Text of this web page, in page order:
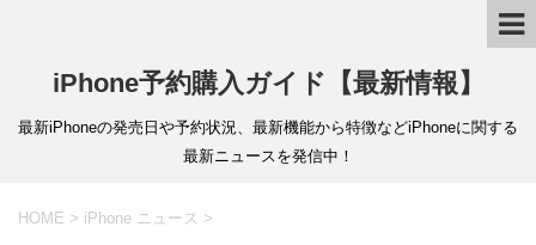
iPhone予約購入ガイド【最新情報】
最新iPhoneの発売日や予約状況、最新機能から特徴などiPhoneに関する
最新ニュースを発信中！
HOME > iPhone ニュース >